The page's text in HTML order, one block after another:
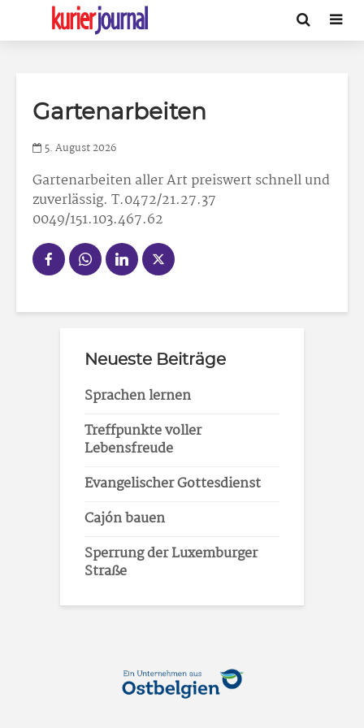
Gartenarbeiten
5. August 2026
Gartenarbeitenaller Art preiswert schnell und
zuverlässig. T.0472/21.27.37
0049/151.103.467.62
Neueste Beiträge
Sprachen lernen
Treffpunkte voller
Lebensfreude
Evangelischer Gottesdienst
Cajón bauen
Sperrung der Luxemburger
Straße